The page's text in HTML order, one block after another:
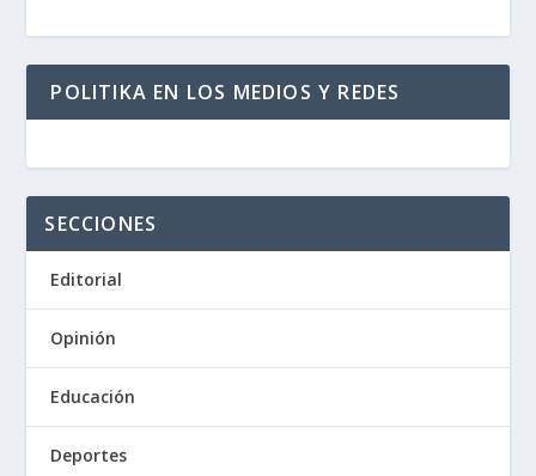
POLITIKA EN LOS MEDIOS Y REDES
SECCIONES
Editorial
Opinión
Educación
Deportes